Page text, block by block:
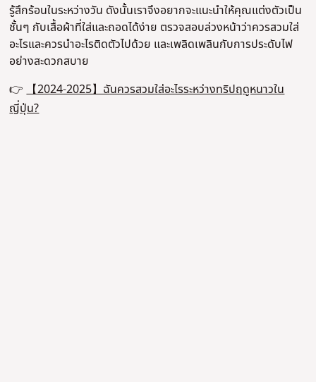
รู้สึกร้อนในระหว่างวัน ดังนั้นเราจึงอยากจะแนะนําให้คุณแต่งตัวเป็น
ชั้นๆ กับเสื้อผ้าที่ใส่และถอดได้ง่าย ตรวจสอบล่วงหน้าว่าควรสวมใส่
อะไรและควรนําอะไรติดตัวไปด้วย และเพลิดเพลินกับการประดับไฟ
อย่างสะดวกสบาย
👉【2024-2025】ฉันควรสวมใส่อะไรระหว่างทริปฤดูหนาวใน
ญี่ปุ่น?